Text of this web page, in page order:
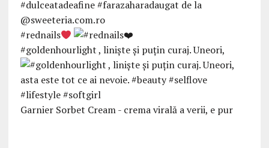
#rednails
#goldenhourlight , linişte şi puţin curaj. Uneori,
Garnier Sorbet Cream - crema virală a verii, e pur